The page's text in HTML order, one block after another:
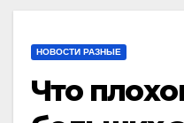
НОВОСТИ РАЗНЫЕ
Что